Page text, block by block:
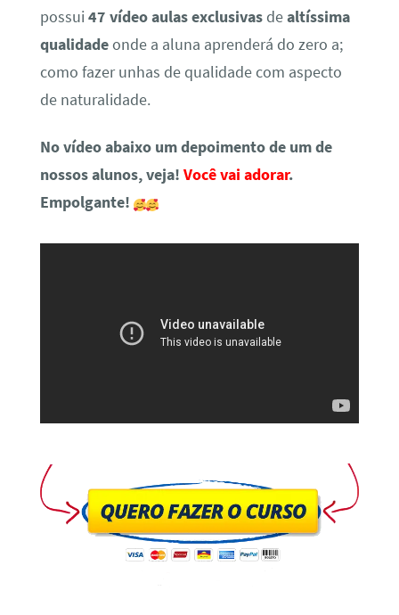
possui 47 vídeo aulas exclusivasdealtíssima
qualidadeonde a aluna aprenderá do zero a;
como fazer unhas de qualidade com aspecto
de naturalidade.
No vídeo abaixo um depoimento de um de
nossos alunos, veja! Você vai adorar.
Empolgante!